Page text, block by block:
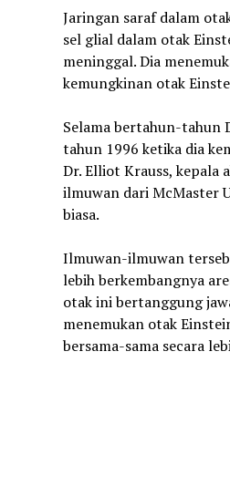
Jaringan saraf dalam
sel glial dalam otak
meninggal. Dia
kemungkinan otak
Selama bertahun-tahun
tahun 1996 ketika dia
Dr. Elliot Krauss, kepala
ilmuwan dari McMaster
biasa.
Ilmuwan-ilmuwan
lebih berkembangnya
otak ini bertanggung
menemukan otak
bersama-sama secara